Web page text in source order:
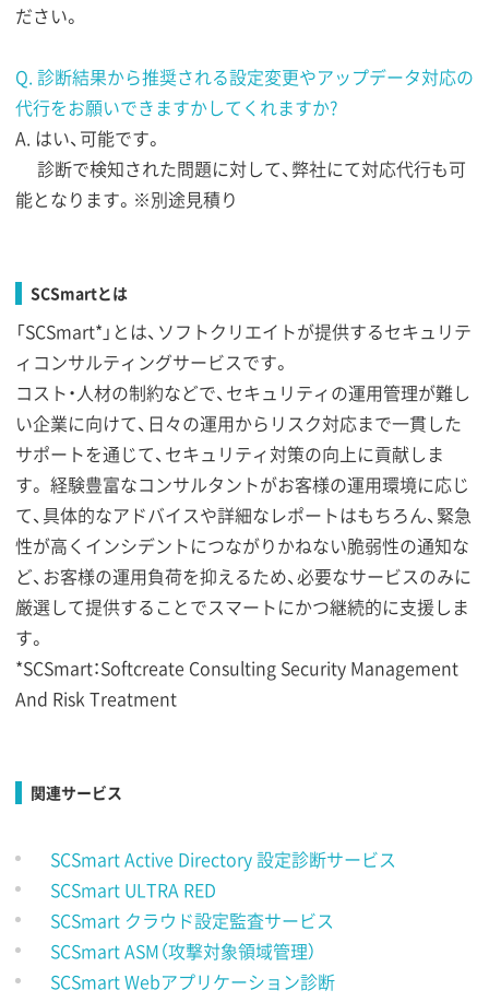
ださい。
Q. 診断結果から推奨される設定変更やアップデータ対応の
代行をお願いできますかしてくれますか?
A. はい、可能です。
診断で検知された問題に対して、弊社にて対応代行も可
能となります。※別途見積り
SCSmartとは
「SCSmart*」とは、ソフトクリエイトが提供するセキュリテ
ィコンサルティングサービスです。
コスト・人材の制約などで、セキュリティの運用管理が難し
い企業に向けて、日々の運用からリスク対応まで一貫した
サポートを通じて、セキュリティ対策の向上に貢献しま
す。 経験豊富なコンサルタントがお客様の運用環境に応じ
て、具体的なアドバイスや詳細なレポートはもちろん、緊急
性が高くインシデントにつながりかねない脆弱性の通知な
ど、お客様の運用負荷を抑えるため、必要なサービスのみに
厳選して提供することでスマートにかつ継続的に支援しま
す。
*SCSmart：Softcreate Consulting Security Management
And Risk Treatment
関連サービス
SCSmart Active Directory 設定診断サービス
SCSmart ULTRA RED
SCSmart クラウド設定監査サービス
SCSmart ASM（攻撃対象領域管理）
SCSmart Webアプリケーション診断